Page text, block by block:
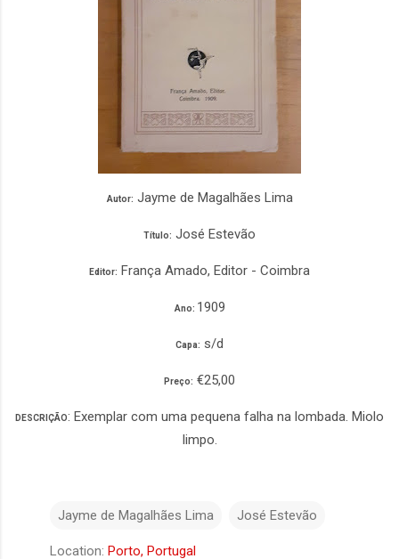
Autor: Jayme de Magalhães Lima
Título: José Estevão
Editor: França Amado, Editor - Coimbra
Ano: 1909
Capa: s/d
Preço: €25,00
DESCRIÇÃO: Exemplar com uma pequena falha na lombada. Miolo
limpo.
Jayme de Magalhães Lima José Estevão
Location: Porto, Portugal